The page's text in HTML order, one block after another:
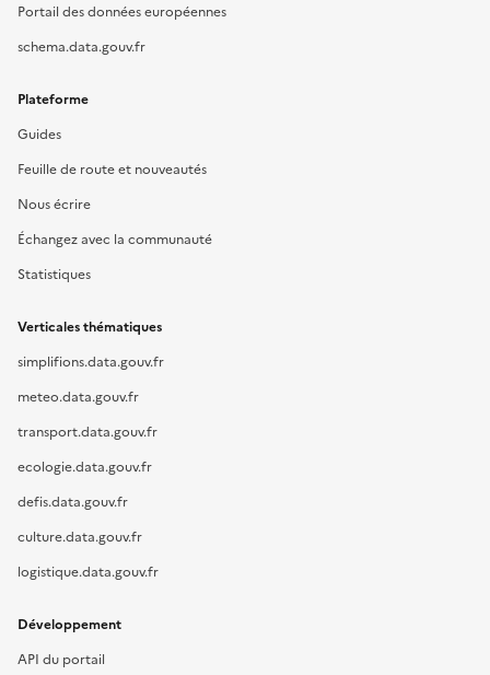
Portail des données européennes
schema.data.gouv.fr
Plateforme
Guides
Feuille de route et nouveautés
Nous écrire
Échangez avec la communauté
Statistiques
Verticales thématiques
simplifions.data.gouv.fr
meteo.data.gouv.fr
transport.data.gouv.fr
ecologie.data.gouv.fr
defis.data.gouv.fr
culture.data.gouv.fr
logistique.data.gouv.fr
Développement
API du portail